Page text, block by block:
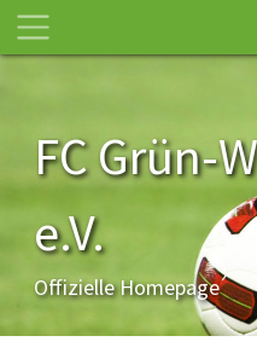
FC Grün-
e.V.
Offizielle Homepage